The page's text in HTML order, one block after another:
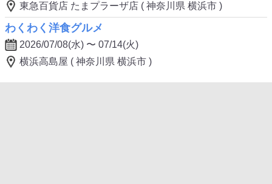
東急百貨店 たまプラーザ店 ( 神奈川県 横浜市 )
わくわく洋食グルメ
2026/07/08(水) 〜 07/14(火)
横浜高島屋 ( 神奈川県 横浜市 )